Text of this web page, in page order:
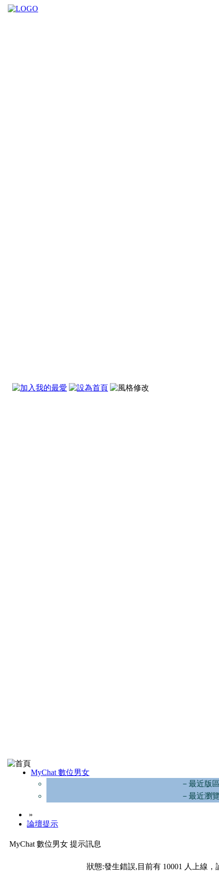
MyChat 數位男女
－最近版
－最近瀏
»
論壇提示
MyChat 數位男女 提示訊息
狀態:發生錯誤,目前有 10001 人上線